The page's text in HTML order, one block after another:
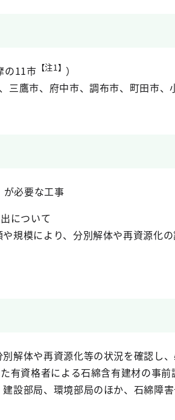
の11市 【注1】 ）
三鷹市、府中市、調布市、町田市
が必要な工事
について
規模により、分別解体や再資源化
解体や再資源化等の状況を確認し
有資格者による石綿含有建材の事
設部局、環境部局のほか、石綿障